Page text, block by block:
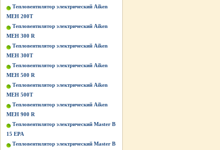
Тепловентилятор электрический Aiken
MEH 200T
Тепловентилятор электрический Aiken
MEH 300 R
Тепловентилятор электрический Aiken
MEH 300T
Тепловентилятор электрический Aiken
MEH 500 R
Тепловентилятор электрический Aiken
MEH 500T
Тепловентилятор электрический Aiken
MEH 900 R
Тепловентилятор электрический Master B
15 EPA
Тепловентилятор электрический Master B